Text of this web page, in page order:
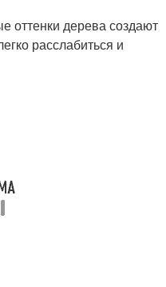
оттенки дерева создают
расслабиться и